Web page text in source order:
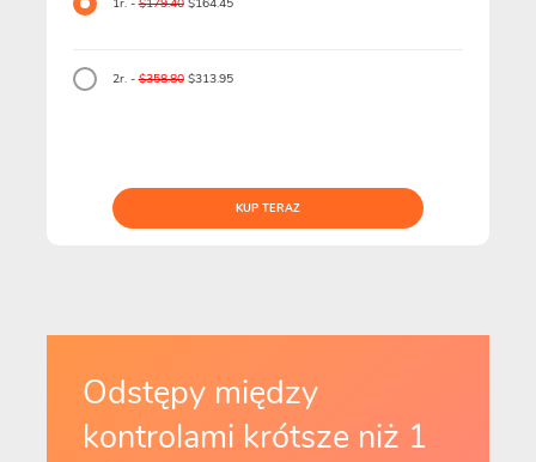
1r. -$179.40$164.45
2r. -$358.80$313.95
KUP TERAZ
Odstępy między
kontrolami krótsze niż 1